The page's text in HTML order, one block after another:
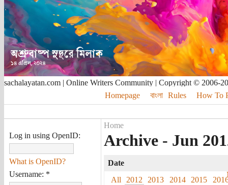
sachalayatan.com | Online Writers Community | Copyright © 2006-
Homepage
বাংলা Rules How To
Log in using OpenID:
What is OpenID?
Username: *
Home
Archive - Jun
Date
All
2012 2013 2014 2015